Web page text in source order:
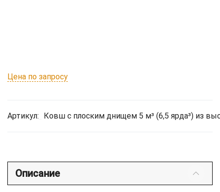
Цена по запросу
Артикул: Ковш с плоским днищем 5 м³ (6,5 ярда³) из
Описание